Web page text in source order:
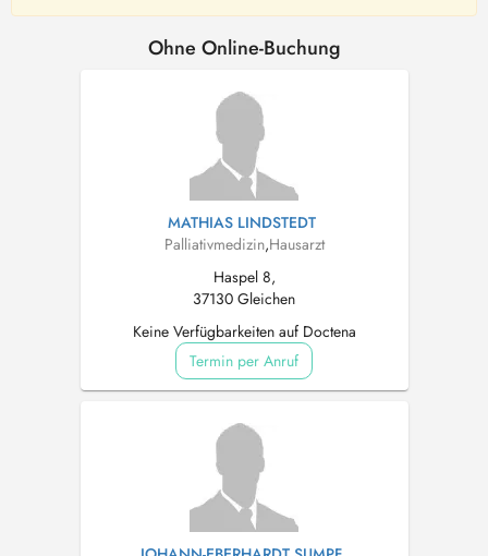
Ohne Online-Buchung
MATHIAS LINDSTEDT
Palliativmedizin,Hausarzt
Haspel 8,
37130 Gleichen
Keine Verfügbarkeiten auf Doctena
Termin per Anruf